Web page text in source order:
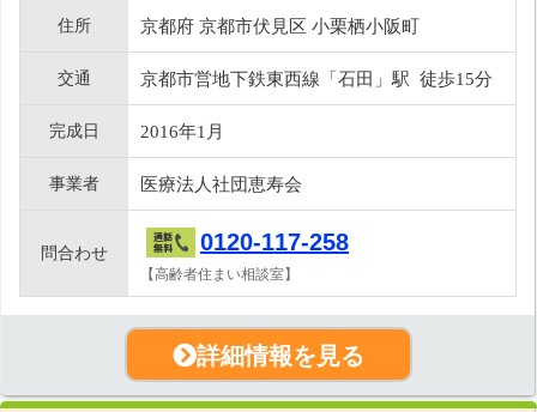
住所 京都府 京都市伏見区 小栗栖小阪町
交通 京都市営地下鉄東西線「石田」駅 徒歩15分
完成日 2016年1月
事業者 医療法人社団恵寿会
問合わせ 0120-117-258
【高齢者住まい相談室】
詳細情報を見る